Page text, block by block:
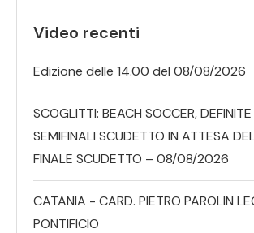
Video recenti
Edizione delle 14.00 del 08/08/2026
SCOGLITTI: BEACH SOCCER, DEFINITE
SEMIFINALI SCUDETTO IN ATTESA
FINALE SCUDETTO – 08/08/2026
CATANIA - CARD. PIETRO PAROLIN
PONTIFICIO